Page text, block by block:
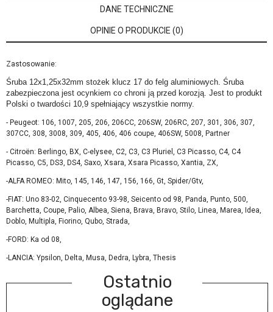
DANE TECHNICZNE
OPINIE O PRODUKCIE (0)
Zastosowanie:
Śruba 12x1,25x32mm stożek klucz 17 do felg aluminiowych. Śruba
zabezpieczona jest ocynkiem co chroni ją przed korozją. Jest to produkt
Polski o twardości 10,9 spełniający wszystkie normy.
- Peugeot: 106, 1007, 205, 206, 206CC, 206SW, 206RC, 207, 301, 306, 307,
307CC, 308, 3008, 309, 405, 406, 406 coupe, 406SW, 5008, Partner
- Citroën: Berlingo, BX, C-elysee, C2, C3, C3 Pluriel, C3 Picasso, C4, C4
Picasso, C5, DS3, DS4, Saxo, Xsara, Xsara Picasso, Xantia, ZX,
-ALFA ROMEO: Mito, 145, 146, 147, 156, 166, Gt, Spider/Gtv,
-FIAT: Uno 83-02, Cinquecento 93-98, Seicento od 98, Panda, Punto, 500,
Barchetta, Coupe, Palio, Albea, Siena, Brava, Bravo, Stilo, Linea, Marea, Idea,
Doblo, Multipla, Fiorino, Qubo, Strada,
-FORD: Ka od 08,
-LANCIA: Ypsilon, Delta, Musa, Dedra, Lybra, Thesis
Ostatnio
oglądane